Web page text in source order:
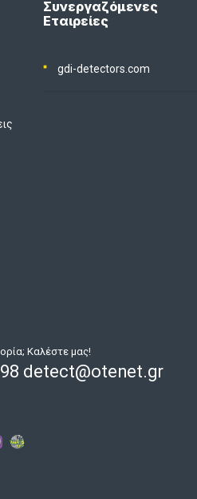
Συνεργαζόμενες
Εταιρείες
gdi-detectors.com
Καλέστε μας!
detect@otenet.gr